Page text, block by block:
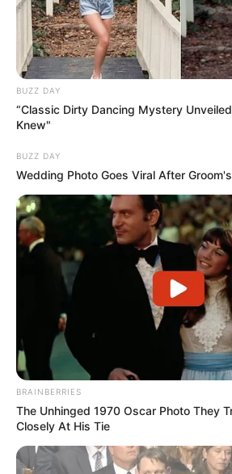
BUZZ DAY
“Classic Dirty Dancing Mystery
Knew"
BUZZ DAY
Wedding Photo Goes Viral After
BRAINBERRIES
The Unhinged 1970 Oscar Photo They
Closely At His Tie